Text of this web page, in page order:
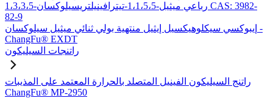
1،3،3،5-رباعي ميثيل-1،1،5،5-تيترافينيلتريسيلوكسان CAS: 3982-
82-9
إيبوكسي سيكلوهيكسيل إيثيل منتهية بولي ثنائي ميثيل سيلوكسان -
ChangFu® EXDT
راتنجات السيليكون
راتنج السيليكون الفينيل المتصلد بالحرارة المعتمد على المذيبات
ChangFu® MP-2950